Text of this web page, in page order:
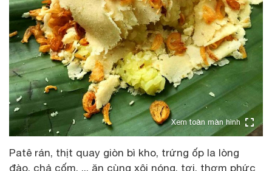
Xem toàn màn hình
Patê rán, thịt quay giòn bì kho, trứng ốp la lòng
đào, chả cốm, ... ăn cùng xôi nóng, tơi, thơm phức